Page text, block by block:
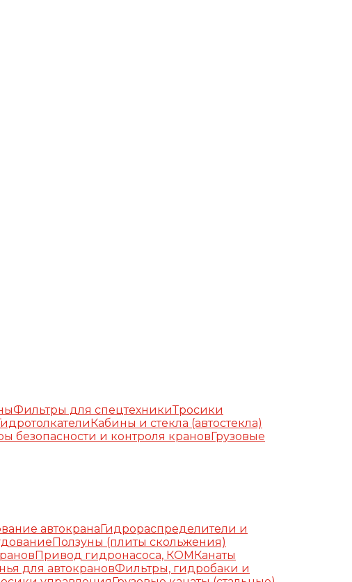
Фильтры для спецтехникиТросики
Кабины и стекла (автостекла)
безопасности и контроля крановГрузовые
автокранаГидрораспределители и
Ползуны (плиты скольжения)
Привод гидронасоса, КОМКанаты
для автокрановФильтры, гидробаки и